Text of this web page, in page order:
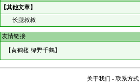
【其他文章】
长腿叔叔
友情链接
【黄鹤楼·绿野千鹤】
关于我们 - 联系方式